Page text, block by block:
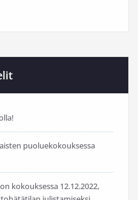
puoluekokouksessa
kokouksessa 12.12.2022,